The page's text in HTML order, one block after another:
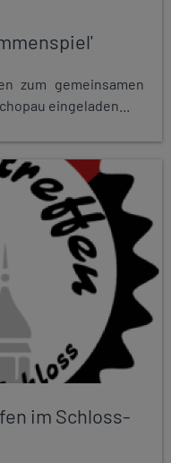
zum gemeinsamen
eingeladen...
im Schloss-